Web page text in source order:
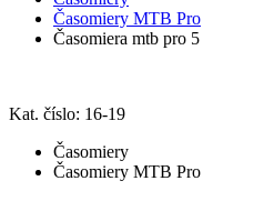
Časomiery MTB Pro
Časomiera mtb pro 5
Kat. číslo: 16-19
Časomiery
Časomiery MTB Pro